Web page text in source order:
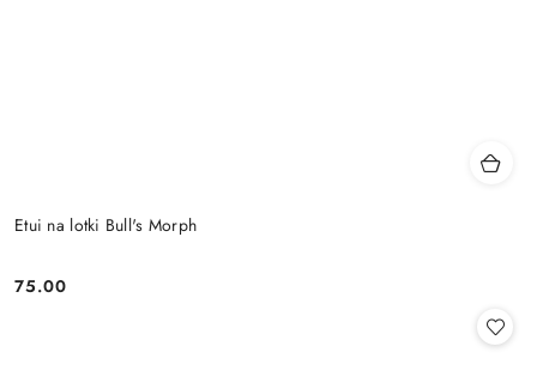
Etui na lotki Bull's Morph
Cena:
75.00